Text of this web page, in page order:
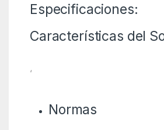
Especificaciones:
Características del
‘
Normas